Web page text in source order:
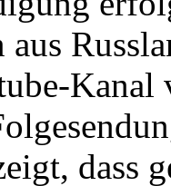
aus
Kanal
dass